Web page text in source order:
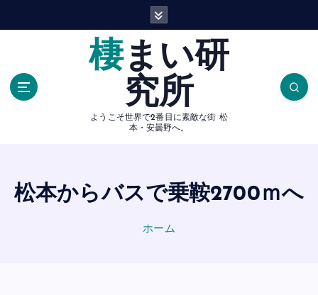
棲まい研
究所
ようこそ世界で2番目に素敵な街 松
本・安曇野へ。
松本からバスで乗鞍2700ｍへ
ホーム